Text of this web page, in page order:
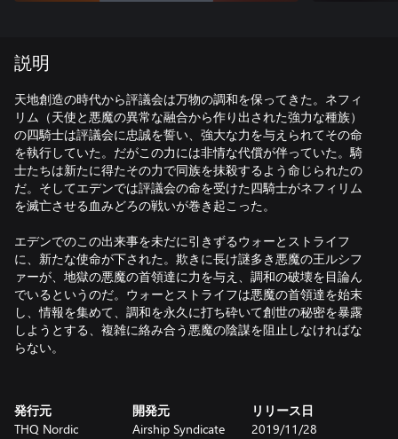
説明
天地創造の時代から評議会は万物の調和を保ってきた。ネフィ
リム（天使と悪魔の異常な融合から作り出された強力な種族）
の四騎士は評議会に忠誠を誓い、強大な力を与えられてその命
を執行していた。だがこの力には非情な代償が伴っていた。騎
士たちは新たに得たその力で同族を抹殺するよう命じられたの
だ。そしてエデンでは評議会の命を受けた四騎士がネフィリム
を滅亡させる血みどろの戦いが巻き起こった。
エデンでのこの出来事を未だに引きずるウォーとストライフ
に、新たな使命が下された。欺きに長け謎多き悪魔の王ルシフ
ァーが、地獄の悪魔の首領達に力を与え、調和の破壊を目論ん
でいるというのだ。ウォーとストライフは悪魔の首領達を始末
し、情報を集めて、調和を永久に打ち砕いて創世の秘密を暴露
しようとする、複雑に絡み合う悪魔の陰謀を阻止しなければな
らない。
発行元
THQ Nordic
開発元
Airship Syndicate
リリース日
2019/11/28